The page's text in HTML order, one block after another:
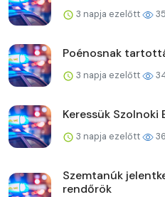
3 napja ezelőtt 35
Poénosnak
3 napja ezelőtt
Keressük
3 napja ezelőtt 36
Szemtanúk
rendőrök